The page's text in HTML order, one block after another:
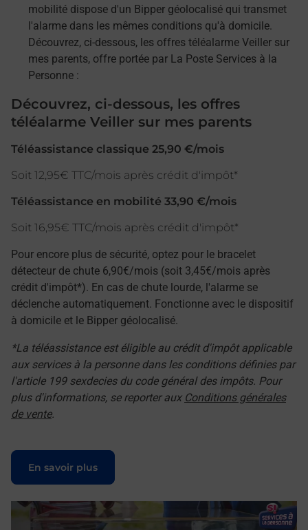
mobilité dispose d'un Bipper géolocalisé qui transmet
l'alarme dans les mêmes conditions qu'à domicile.
Découvrez, ci-dessous, les offres téléalarme Veiller sur
mes parents, offre portée par La Poste Services à la
Personne :
Découvrez, ci-dessous, les offres
téléalarme Veiller sur mes parents
Téléassistance classique 25,90 €/mois
Soit 12,95€ TTC/mois après crédit d'impôt*
Téléassistance en mobilité 33,90 €/mois
Soit 16,95€ TTC/mois après crédit d'impôt*
Pour encore plus de sécurité, optez pour le bracelet
détecteur de chute 6,90€/mois (soit 3,45€/mois après
crédit d'impôt*). En cas de chute lourde, l'alarme se
déclenche automatiquement. Fonctionne avec le dispositif
à domicile et le Bipper géolocalisé.
*La téléassistance est éligible au crédit d'impôt applicable
aux services à la personne dans les conditions définies par
l'article 199 sexdecies du code général des impôts. Pour
plus d'informations, se reporter aux Conditions générales
de vente.
En savoir plus
Le lien s'ouvre dans un nouvel onglet